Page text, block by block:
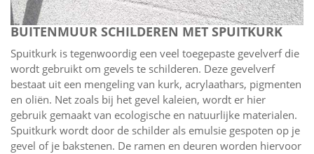
BUITENMUUR SCHILDEREN MET SPUITKURK
Spuitkurk is tegenwoordig een veel toegepaste gevelverf die
wordt gebruikt om gevels te schilderen. Deze gevelverf
bestaat uit een mengeling van kurk, acrylaathars, pigmenten
en oliën. Net zoals bij het gevel kaleien, wordt er hier
gebruik gemaakt van ecologische en natuurlijke materialen.
Spuitkurk wordt door de schilder als emulsie gespoten op je
gevel of je bakstenen. De ramen en deuren worden hiervoor